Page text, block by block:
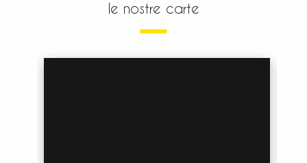
le nostre carte